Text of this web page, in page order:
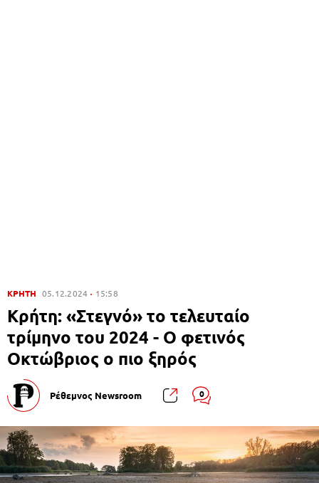
ΚΡΗΤΗ 05.12.2024 15:58
Κρήτη: «Στεγνό» το τελευταίο
τρίμηνο του 2024 - Ο φετινός
Οκτώβριος ο πιο ξηρός
Ρέθεμνος Newsroom 0